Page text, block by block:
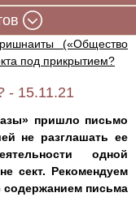
(«Общество
под прикрытием?
- 15.11.21
пришло письмо
не разглашать ее
одной
сект. Рекомендуем
содержанием письма